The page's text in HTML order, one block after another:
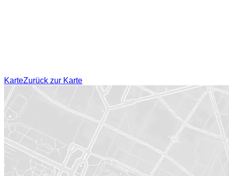
KarteZurück zur Karte